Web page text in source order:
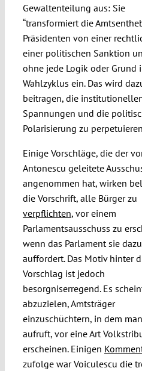
Gewaltenteilung aus: Sie
“transformiert die
Präsidenten von einer
einer politischen Sanktion
ohne jede Logik oder Grund
Wahlzyklus ein. Das wird
beitragen, die
Spannungen und die
Polarisierung zu
Einige Vorschläge, die der
Antonescu geleitete
angenommen hat, wirken
die Vorschrift, alle Bürger zu
verpflichten, vor einem
Parlamentsausschuss zu
wenn das Parlament sie dazu
auffordert. Das Motiv hinter
Vorschlag ist jedoch
besorgniserregend. Es
abzuzielen, Amtsträger
einzuschüchtern, in dem
aufruft, vor eine Art
erscheinen. Einigen
zufolge war Voiculescu die